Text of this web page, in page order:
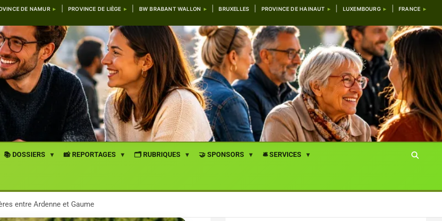
DE NAMUR PROVINCE DE LIÈGE BW BRABANT WALLON BRUXELLES PROVINCE DE HAINAUT LUXEMBOURG FRANCE
📚 DOSSIERS 📸 REPORTAGES 🗂️ RUBRIQUES 🤝 SPONSORS 🛎️ SERVICES
entre Ardenne et Gaume